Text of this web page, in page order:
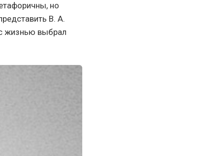
но
В. А.
жизнью выбрал